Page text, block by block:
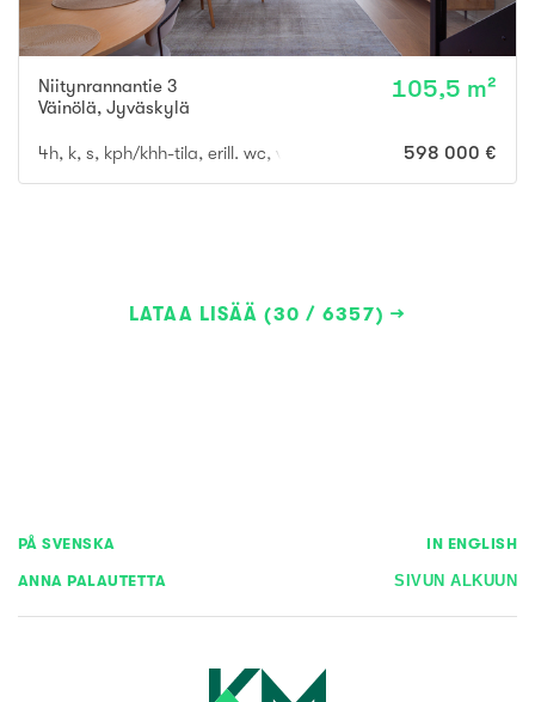
Niitynrannantie 3
Väinölä, Jyväskylä
105,5 m²
4h, k, s, kph/khh-tila, erill. wc, vh, las. parveke 598 000 €
LATAA LISÄÄ (30 / 6357)
PÅ SVENSKA IN ENGLISH
ANNA PALAUTETTA SIVUN ALKUUN